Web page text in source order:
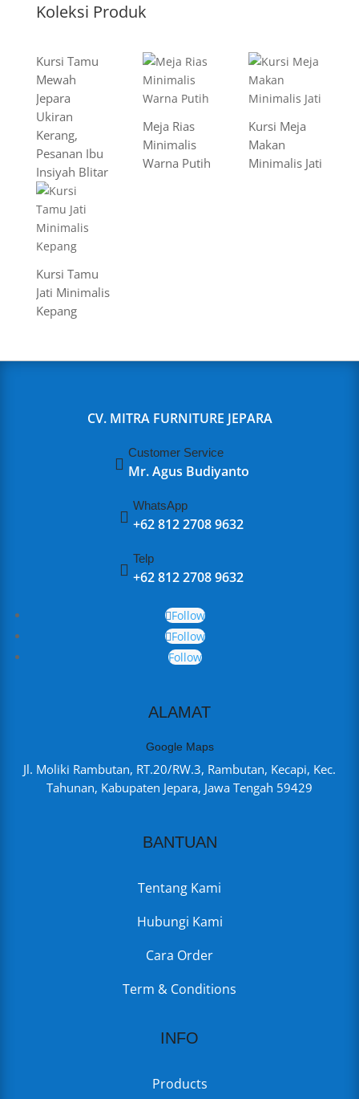
Koleksi Produk
Kursi Tamu
Mewah
Jepara
Ukiran
Kerang,
Pesanan Ibu
Insiyah Blitar
Meja Rias
Minimalis
Warna Putih
Kursi Meja
Makan
Minimalis Jati
Kursi Tamu
Jati Minimalis
Kepang
CV. MITRA FURNITURE JEPARA

Customer Service
Mr. Agus Budiyanto

WhatsApp
+62 812 2708 9632

Telp
+62 812 2708 9632
Follow
Follow
Follow
ALAMAT
Google Maps
Jl. Moliki Rambutan, RT.20/RW.3, Rambutan, Kecapi, Kec.
Tahunan, Kabupaten Jepara, Jawa Tengah 59429
BANTUAN
Tentang Kami
Hubungi Kami
Cara Order
Term & Conditions
INFO
Products